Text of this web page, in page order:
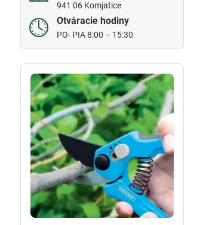
941 06 Komjatice
Otváracie hodiny
PO- PIA 8:00 – 15:30